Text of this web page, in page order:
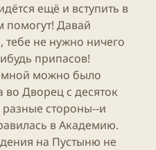
ещё и вступить в
помогут! Давай
тебе не нужно ничего
припасов!
можно было
во Дворец с десяток
стороны--и
в Академию.
на Пустыню не